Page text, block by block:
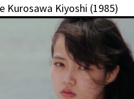
Kurosawa Kiyoshi (1985)